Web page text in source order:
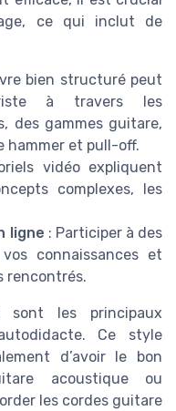
ce qui inclut de
bien structuré peut
à travers les
des gammes guitare,
hammer et pull-off.
vidéo expliquent
complexes, les
ligne : Participer à des
connaissances et
rencontrés.
sont les principaux
Ce style
d’avoir le bon
acoustique ou
les cordes guitare